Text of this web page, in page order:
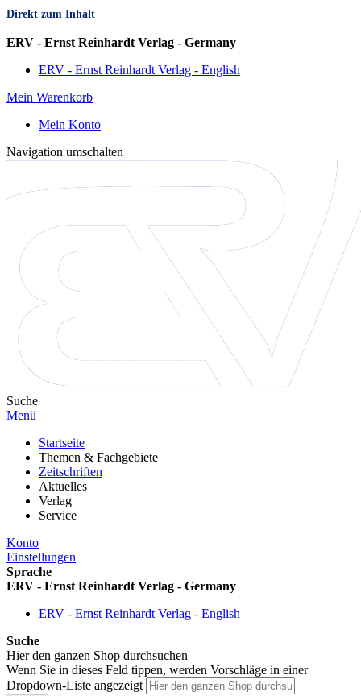
Direkt zum Inhalt
ERV - Ernst Reinhardt Verlag - Germany
ERV - Ernst Reinhardt Verlag - English
Mein Warenkorb
Mein Konto
Navigation umschalten
Suche
Menü
Startseite
Themen & Fachgebiete
Zeitschriften
Aktuelles
Verlag
Service
Konto
Einstellungen
Sprache
ERV - Ernst Reinhardt Verlag - Germany
ERV - Ernst Reinhardt Verlag - English
Suche
Hier den ganzen Shop durchsuchen
Wenn Sie in dieses Feld tippen, werden Vorschläge in einer
Dropdown-Liste angezeigt